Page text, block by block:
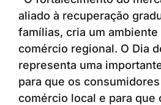
aliado à recuperação
famílias, cria um
comércio regional. O Dia
representa uma
para que os
comércio local e para que